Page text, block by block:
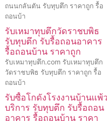
ถนนกลันตัน รับทุบตึก ราคาถูก รื้อ
ถอนบ้า
รับเหมาทุบตึกวัดราชบพิธ
รับทุบตึก รับรื้อถอนอาคาร
รื้อถอนบ้าน ราคาถูก
รับเหมาทุบตึก.com รับเหมาทุบตึก
วัดราชบพิธ รับทุบตึก ราคาถูก รื้อ
ถอนบ้า
รับซื้อโกดังโรงงานบ้านแพ้ว
บริการ รับทุบตึก รับรื้อถอน
อาคาร รื้อถอนบ้าน ราคา